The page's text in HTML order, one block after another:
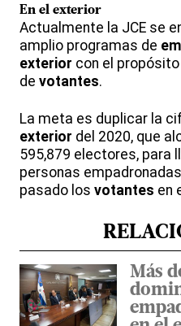
En el exterior
Actualmente la JCE se
amplio programas de
exterior con el
de votantes.
La meta es duplicar la
exterior del 2020, que
595,879 electores, para
personas
pasado los votantes en
Más